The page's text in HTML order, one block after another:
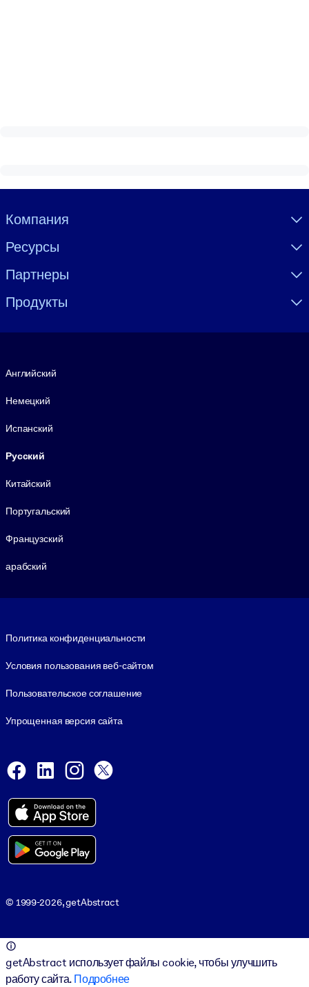
Visually hidden Text
Компания
Ресурсы
Партнеры
Продукты
Английский
Немецкий
Испанский
Русский
Китайский
Португальский
Французский
арабский
Политика конфиденциальности
Условия пользования веб-сайтом
Пользовательское соглашение
Упрощенная версия сайта
Facebook
LinkedInInstagram
© 1999-2026, getAbstract
getAbstract использует файлы cookie, чтобы улучшить
работу сайта. Подробнее